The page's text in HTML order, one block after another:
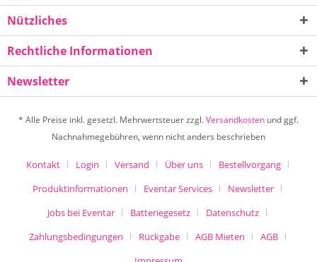
Nützliches
Rechtliche Informationen
Newsletter
* Alle Preise inkl. gesetzl. Mehrwertsteuer zzgl.Versandkosten und ggf.
Nachnahmegebühren, wenn nicht anders beschrieben
Kontakt Login Versand Über uns
Bestellvorgang
Produktinformationen
Eventar Services
Newsletter
Jobs bei Eventar
Batteriegesetz
Datenschutz
Zahlungsbedingungen
Rückgabe AGB Mieten
AGB